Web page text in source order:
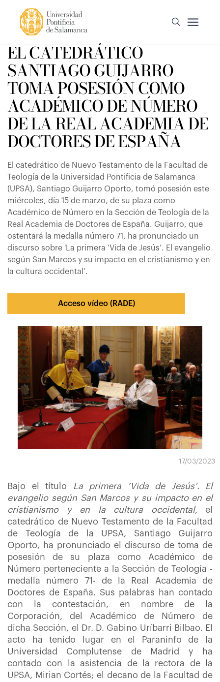
EL CATEDRÁTICO
SANTIAGO GUIJARRO
TOMA POSESIÓN COMO
ACADÉMICO DE NÚMERO
DE LA REAL ACADEMIA DE
DOCTORES DE ESPAÑA
El catedrático de Nuevo Testamento de la Facultad de
Teología de la Universidad Pontificia de Salamanca
(UPSA), Santiago Guijarro Oporto, tomó posesión este
miércoles, día 15 de marzo, de su plaza como
Académico de Número en la Sección de Teología de la
Real Academia de Doctores de España. Guijarro, que
ostentará la medalla número 71, ha pronunciado un
discurso sobre 'La primera ‘Vida de Jesús’. El evangelio
según San Marcos y su impacto en el cristianismo y en
la cultura occidental’.
Acceso vídeo (RADE)
17/03/2023
Bajo el título
La primera ‘Vida de Jesús’. El
evangelio según San Marcos y su impacto en el
cristianismo y en la cultura occidental, el
catedrático de Nuevo Testamento de la Facultad
de Teología de la UPSA, Santiago Guijarro
Oporto, ha pronunciado el discurso de toma de
posesión de su plaza como Académico de
Número perteneciente a la Sección de Teología -
medalla número 71- de la Real Academia de
Doctores de España. Sus palabras han contado
con la contestación, en nombre de la
Corporación, del Académico de Número de
dicha Sección, el Dr. D. Gabino Uríbarri Bilbao. El
acto ha tenido lugar en el Paraninfo de la
Universidad Complutense de Madrid y ha
contado con la asistencia de la rectora de la
UPSA, Mirian Cortés; el decano de la Facultad de